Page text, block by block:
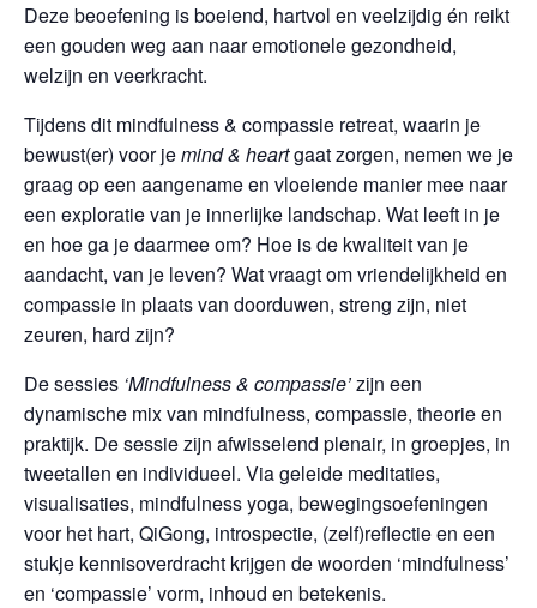
Deze beoefening is boeiend, hartvol en veelzijdig én reikt
een gouden weg aan naar emotionele gezondheid,
welzijn en veerkracht.
Tijdens dit mindfulness & compassie retreat, waarin je
bewust(er) voor jemind & heartgaat zorgen, nemen we je
graag op een aangename en vloeiende manier mee naar
een exploratie van je innerlijke landschap. Wat leeft in je
en hoe ga je daarmee om? Hoe is de kwaliteit van je
aandacht, van je leven? Wat vraagt om vriendelijkheid en
compassie in plaats van doorduwen, streng zijn, niet
zeuren, hard zijn?
De sessies ‘Mindfulness & compassie’zijn een
dynamische mix van mindfulness, compassie, theorie en
praktijk. De sessie zijn afwisselend plenair, in groepjes, in
tweetallen en individueel. Via geleide meditaties,
visualisaties, mindfulness yoga, bewegingsoefeningen
voor het hart, QiGong, introspectie, (zelf)reflectie en een
stukje kennisoverdracht krijgen de woorden ‘mindfulness’
en ‘compassie’ vorm, inhoud en betekenis.